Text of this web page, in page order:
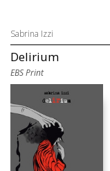
Sabrina Izzi
Delirium
EBS Print